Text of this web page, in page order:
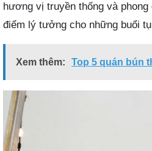
hương vị truyền thống và
điểm lý tưởng cho những buổi
Xem thêm: Top 5 quán bún